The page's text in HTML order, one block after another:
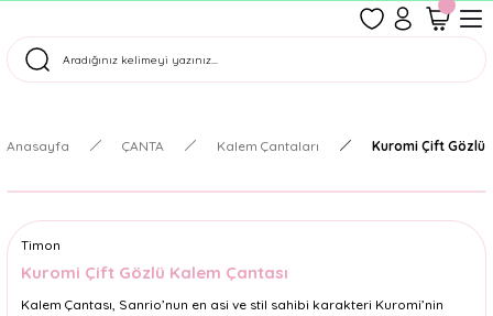
Tüm Siparişler Aynı Gün Kargoda!
Anasayfa ÇANTA Kalem Çantaları Kuromi Çift Gözlü
Timon
Kuromi Çift Gözlü Kalem Çantası
Kalem Çantası, Sanrio’nun en asi ve stil sahibi karakteri Kuromi’nin